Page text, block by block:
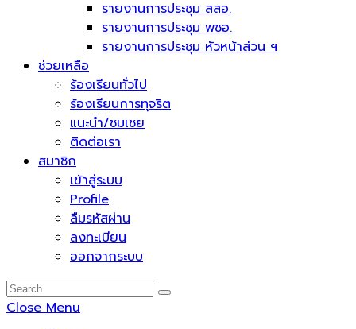
รายงานการประชุม สสอ.
รายงานการประชุม พชอ.
รายงานการประชุม หัวหน้าส่วน ฯ
ช่วยเหลือ
ร้องเรียนทั่วไป
ร้องเรียนการทุจริต
แนะนำ/ชมเชย
ติดต่อเรา
สมาชิก
เข้าสู่ระบบ
Profile
ลืมรหัสผ่าน
ลงทะเบียน
ออกจากระบบ
Close Menu